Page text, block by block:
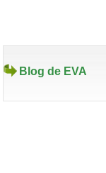
Blog de EVA